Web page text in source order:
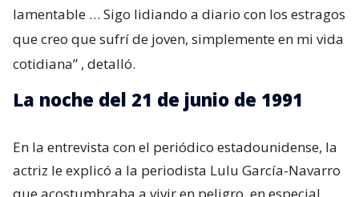
lamentable … Sigo lidiando a diario con los estragos
que creo que sufrí de joven, simplemente en mi vida
cotidiana” , detalló.
La noche del 21 de junio de 1991
En la entrevista con el periódico estadounidense, la
actriz le explicó a la periodista Lulu García-Navarro